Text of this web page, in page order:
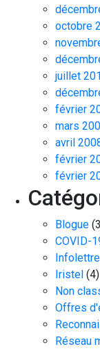
octobre
juillet
février
mars
avril
février
février
Blogue
COVID-
Infolettre
Iristel (4)
Non
Offres
Réseau